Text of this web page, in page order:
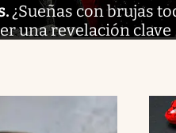
. ¿Sueñas con brujas
una revelación clave